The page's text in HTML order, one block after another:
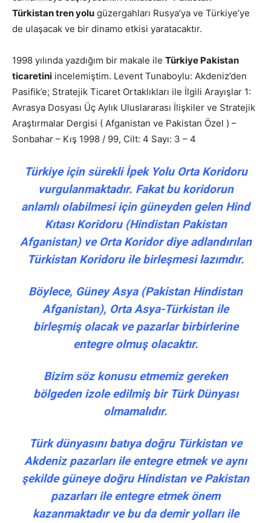
Türkistan tren yolu güzergahları Rusya’ya ve Türkiye’ye
de ulaşacak ve bir dinamo etkisi yaratacaktır.
1998 yılında yazdığım bir makale ile Türkiye Pakistan
ticaretini incelemiştim. Levent Tunaboylu: Akdeniz’den
Pasifik’e; Stratejik Ticaret Ortaklıkları ile İlgili Arayışlar 1:
Avrasya Dosyası Üç Aylık Uluslararası İlişkiler ve Stratejik
Araştırmalar Dergisi ( Afganistan ve Pakistan Özel ) –
Sonbahar – Kış 1998 / 99, Cilt: 4 Sayı: 3 – 4
Türkiye için sürekli İpek Yolu Orta Koridoru
vurgulanmaktadır. Fakat bu koridorun
anlamlı olabilmesi için güneyden gelen Hind
Kıtası Koridoru (Hindistan Pakistan
Afganistan) ve Orta Koridor diye adlandırılan
Türkistan Koridoru ile birleşmesi lazımdır.
Böylece, Güney Asya (Pakistan Hindistan
Afganistan), Orta Asya-Türkistan ile
birleşmiş olacak ve pazarlar birbirlerine
entegre olmuş olacaktır.
Bizim söz konusu etmemiz gereken
bölgeden izole edilmiş bir Türk Dünyası
olmamalıdır.
Türk dünyasını batıya doğru Türkistan ve
Akdeniz pazarları ile entegre etmek ve aynı
şekilde güneye doğru Hindistan ve Pakistan
pazarları ile entegre etmek önem
kazanmaktadır ve bu da demir yolları ile